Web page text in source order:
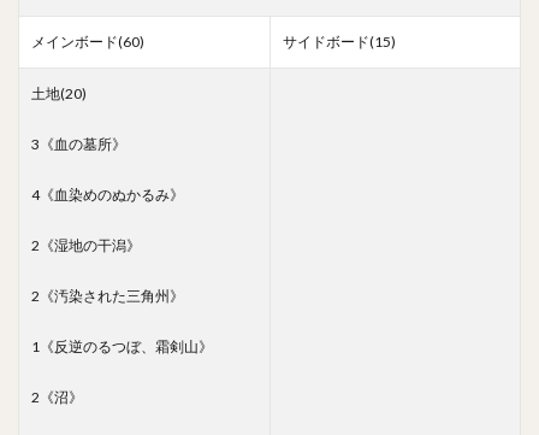
メインボード(60) サイドボード(15)
土地(20)
3《血の墓所》
4《血染めのぬかるみ》
2《湿地の干潟》
2《汚染された三角州》
1《反逆のるつぼ、霜剣山》
2《沼》